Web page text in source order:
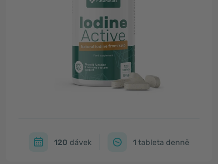
120 dávek 1 tableta denně